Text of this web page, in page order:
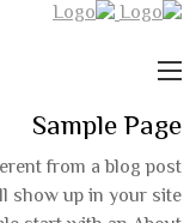
Sample Page
from a blog post
show up in your site